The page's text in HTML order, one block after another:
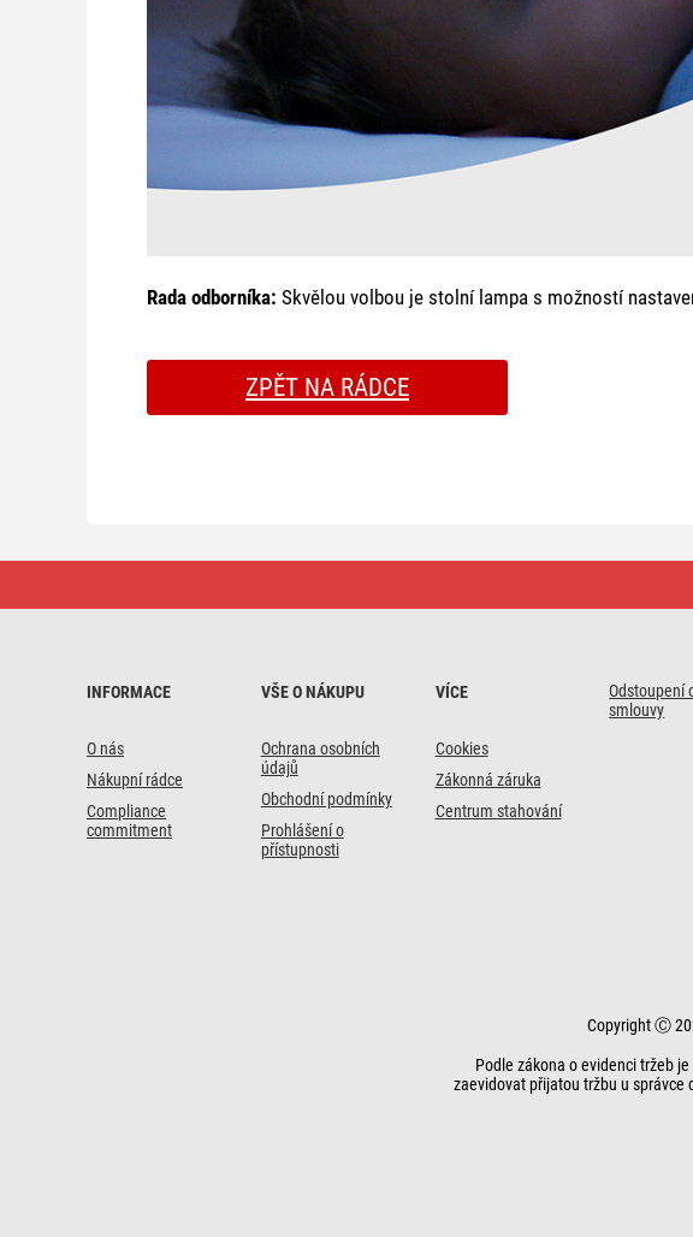
Rada odborníka: Skvělou volbou je stolní lampa s možností
ZPĚT NA RÁDCE
pokoje
INFORMACE
O nás
Nákupní rádce
Compliance
commitment
VŠE O NÁKUPU
Ochrana osobních
údajů
Obchodní podmínky
Prohlášení o
přístupnosti
VÍCE
Cookies
Zákonná záruka
Centrum stahování
Odstoupení
smlouvy
Copyright Ⓒ
Podle zákona o evidenci tržeb
zaevidovat přijatou tržbu u správce